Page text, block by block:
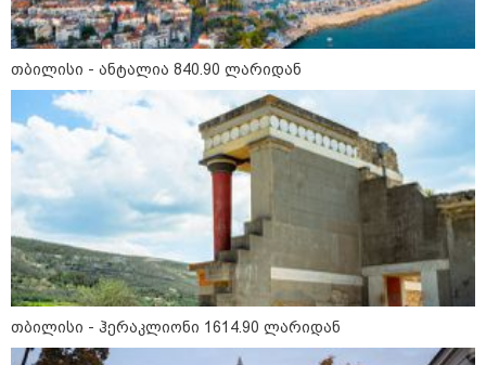
თბილისი - ანტალია 840.90
ლარიდან
თბილისი - ჰერაკლიონი 1614.90
ლარიდან
თბილისი - ბუდაპეშტი 1296.40
ლარიდან
თბილისი - ანტალია 840.90 ლარიდან
თბილისი - ჰერაკლიონი 1614.90 ლარიდან